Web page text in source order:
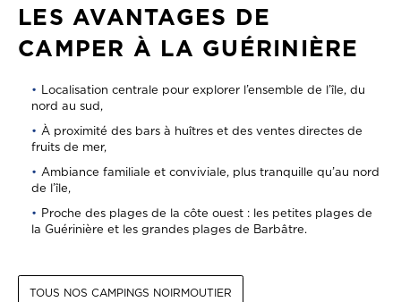
LES AVANTAGES DE
CAMPER À LA GUÉRINIÈRE
Localisation centrale pour explorer l’ensemble de l’île, du
nord au sud,
À proximité des bars à huîtres et des ventes directes de
fruits de mer,
Ambiance familiale et conviviale, plus tranquille qu’au nord
de l’île,
Proche des plages de la côte ouest : les petites plages de
la Guérinière et les grandes plages de Barbâtre.
TOUS NOS CAMPINGS NOIRMOUTIER